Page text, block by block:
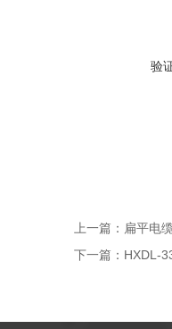
验
上一篇： 扁平电
下一篇： HXDL-